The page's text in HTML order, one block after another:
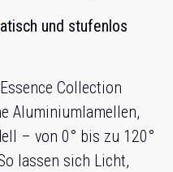
und stufenlos
Collection
Aluminiumlamellen,
– von 0° bis zu 120°
lassen sich Licht,